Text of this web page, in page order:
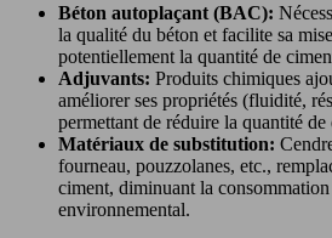
Béton autoplaçant (BAC):
la qualité du béton et facilite sa
potentiellement la quantité de
Adjuvants: Produits chimiques
améliorer ses propriétés (fluidité,
permettant de réduire la quantité de
Matériaux de substitution:
fourneau, pouzzolanes, etc.,
ciment, diminuant la consommation
environnemental.